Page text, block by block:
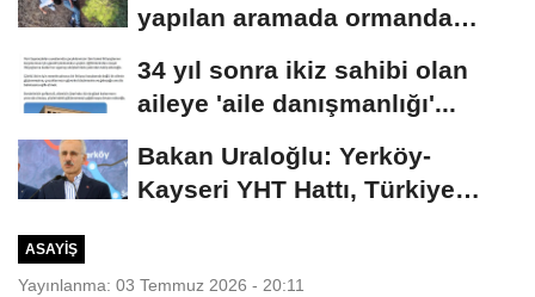
yapılan aramada ormanda
34 yıl sonra ikiz sahibi olan
aileye 'aile danışmanlığı'...
Bakan Uraloğlu: Yerköy-
Kayseri YHT Hattı, Türkiye
ASAYIŞ
Yayınlanma: 03 Temmuz 2026 - 20:11